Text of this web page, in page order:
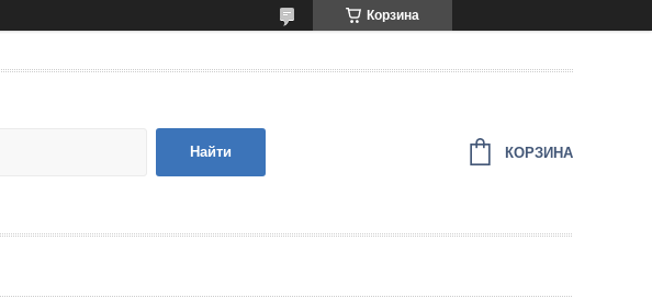
Корзина
Найти КОРЗИНА